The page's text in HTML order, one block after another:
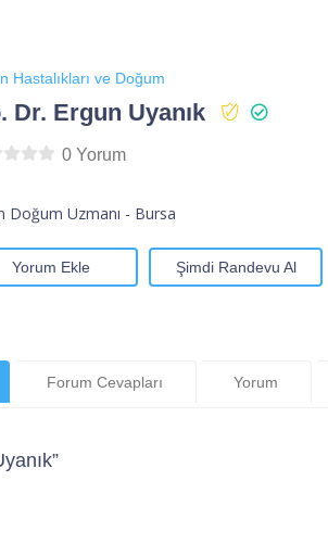
Hastalıkları ve Doğum
Dr. Ergun Uyanık
0 Yorum
Doğum Uzmanı - Bursa
Yorum Ekle Şimdi Randevu Al
Forum Cevapları Yorum